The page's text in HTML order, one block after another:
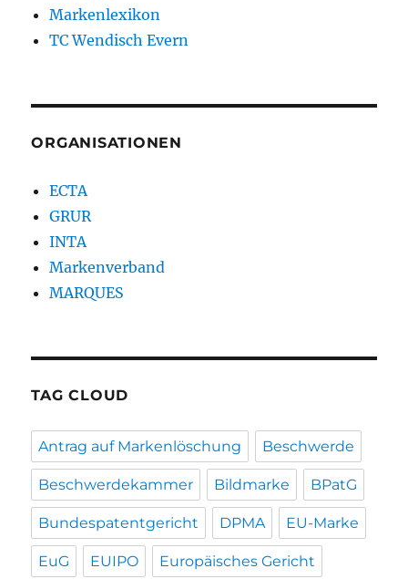
Markenlexikon
TC Wendisch Evern
ORGANISATIONEN
ECTA
GRUR
INTA
Markenverband
MARQUES
TAG CLOUD
Antrag auf Markenlöschung Beschwerde
Beschwerdekammer Bildmarke BPatG
Bundespatentgericht DPMA EU-Marke
EuG EUIPO Europäisches Gericht